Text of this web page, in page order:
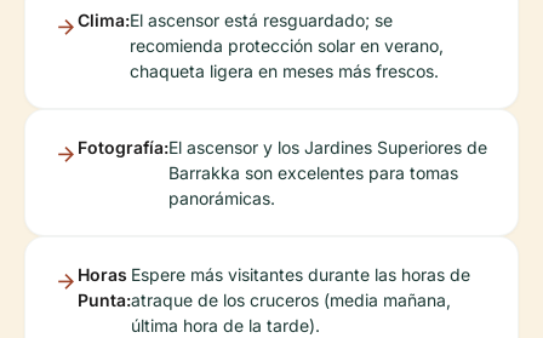
Clima:El ascensor está resguardado; se
recomienda protección solar en verano,
chaqueta ligera en meses más frescos.
Fotografía:El ascensor y los Jardines Superiores de
Barrakka son excelentes para tomas
panorámicas.
Horas
Punta:
Espere más visitantes durante las horas de
atraque de los cruceros (media mañana,
última hora de la tarde).